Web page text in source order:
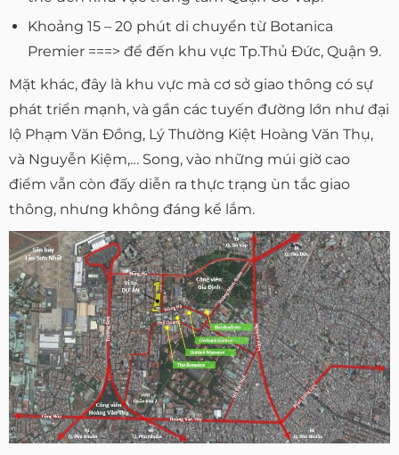
Khoảng 15 – 20 phút di chuyển từ Botanica
Premier ===> để đến khu vực Tp.Thủ Đức, Quận 9.
Mặt khác, đây là khu vực mà cơ sở giao thông có sự
phát triển mạnh, và gần các tuyến đường lớn như đại
lộ Phạm Văn Đồng, Lý Thường Kiệt Hoàng Văn Thụ,
và Nguyễn Kiệm,… Song, vào những múi giờ cao
điểm vẫn còn đấy diễn ra thực trạng ùn tắc giao
thông, nhưng không đáng kể lắm.